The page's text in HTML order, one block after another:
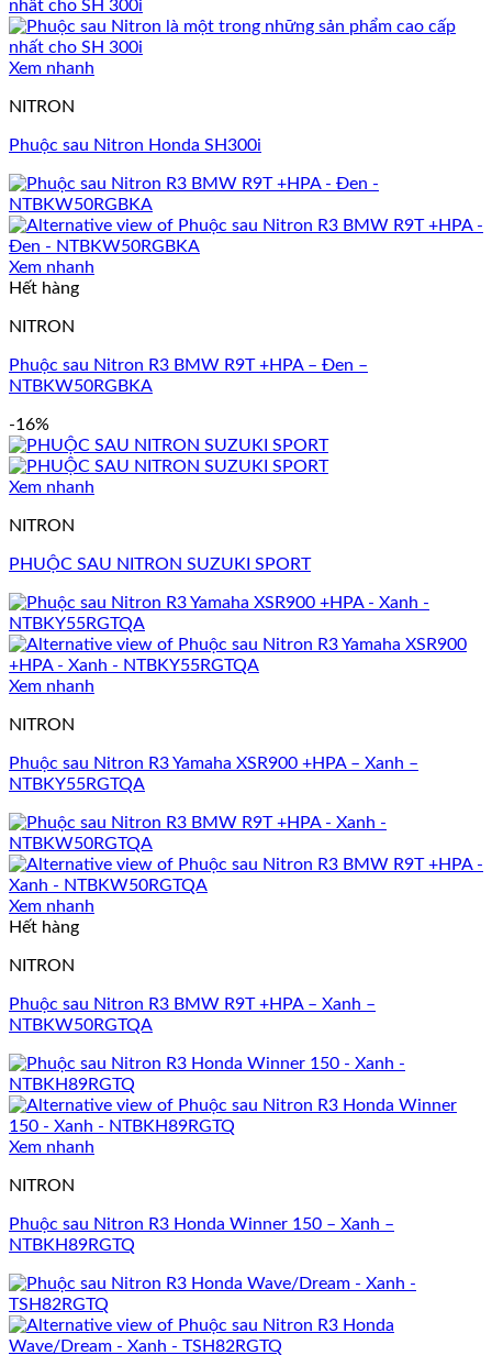
Xem nhanh
NITRON
Phuộc sau Nitron Honda SH300i
Xem nhanh
Hết hàng
NITRON
Phuộc sau Nitron R3 BMW R9T +HPA – Đen –
NTBKW50RGBKA
-16%
Xem nhanh
NITRON
PHUỘC SAU NITRON SUZUKI SPORT
Xem nhanh
NITRON
Phuộc sau Nitron R3 Yamaha XSR900 +HPA – Xanh –
NTBKY55RGTQA
Xem nhanh
Hết hàng
NITRON
Phuộc sau Nitron R3 BMW R9T +HPA – Xanh –
NTBKW50RGTQA
Xem nhanh
NITRON
Phuộc sau Nitron R3 Honda Winner 150 – Xanh –
NTBKH89RGTQ